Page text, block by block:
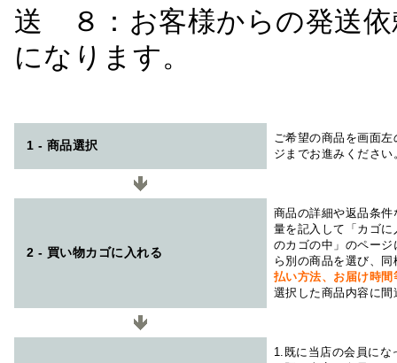
送 ８：お客様からの発送
になります。
1 - 商品選択
ご希望の商品を画面
ジまでお進みください
2 - 買い物カゴに入れる
商品の詳細や返品条
量を記入して「カゴ
のカゴの中」のペー
ら別の商品を選び、
払い方法、お届け時
選択した商品内容に
1.既に当店の会員にな